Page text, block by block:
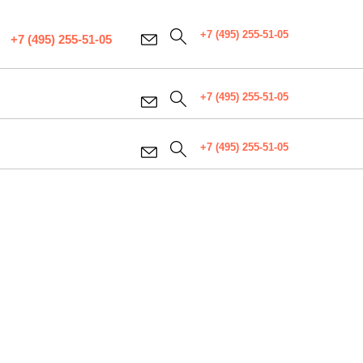
+7 (495) 255-51-05
+7 (495) 255-51-05
+7 (495) 255-51-05 +7 (495) 255-51-05